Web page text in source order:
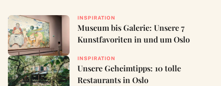
INSPIRATION
Museum bis Galerie: Unsere 7
Kunstfavoriten in und um Oslo
INSPIRATION
Unsere Geheimtipps: 10 tolle
Restaurants in Oslo